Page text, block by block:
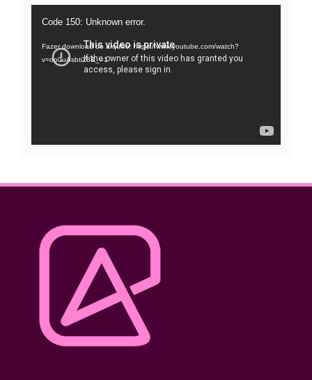
Tocador
vídeo
Code 150: Unknown error.
Fazer download do arquivo: https://www.youtube.com/watch?
v=oo0uAsbti28&_=1